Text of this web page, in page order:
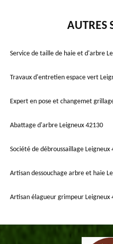
AUTRES
Service de taille de haie et d'arbre
Travaux d'entretien espace vert
Expert en pose et changemet
Abattage d'arbre Leigneux 42130
Société de débroussaillage Leigneux
Artisan dessouchage arbre et haie
Artisan élagueur grimpeur Leigneux